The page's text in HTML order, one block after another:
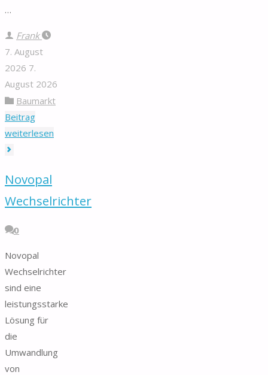
…
Frank
7. August
2026 7.
August 2026
Baumarkt
Beitrag
weiterlesen
Novopal
Wechselrichter
0
Novopal
Wechselrichter
sind eine
leistungsstarke
Lösung für
die
Umwandlung
von